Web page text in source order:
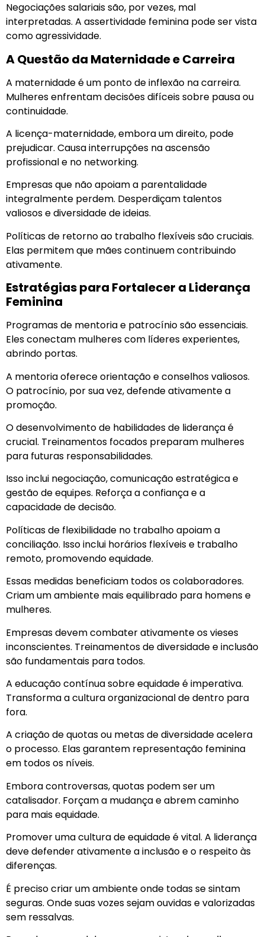
Negociações salariais são, por vezes, mal
interpretadas. A assertividade feminina pode ser vista
como agressividade.
A Questão da Maternidade e Carreira
A maternidade é um ponto de inflexão na carreira.
Mulheres enfrentam decisões difíceis sobre pausa ou
continuidade.
A licença-maternidade, embora um direito, pode
prejudicar. Causa interrupções na ascensão
profissional e no networking.
Empresas que não apoiam a parentalidade
integralmente perdem. Desperdiçam talentos
valiosos e diversidade de ideias.
Políticas de retorno ao trabalho flexíveis são cruciais.
Elas permitem que mães continuem contribuindo
ativamente.
Estratégias para Fortalecer a Liderança
Feminina
Programas de mentoria e patrocínio são essenciais.
Eles conectam mulheres com líderes experientes,
abrindo portas.
A mentoria oferece orientação e conselhos valiosos.
O patrocínio, por sua vez, defende ativamente a
promoção.
O desenvolvimento de habilidades de liderança é
crucial. Treinamentos focados preparam mulheres
para futuras responsabilidades.
Isso inclui negociação, comunicação estratégica e
gestão de equipes. Reforça a confiança e a
capacidade de decisão.
Políticas de flexibilidade no trabalho apoiam a
conciliação. Isso inclui horários flexíveis e trabalho
remoto, promovendo equidade.
Essas medidas beneficiam todos os colaboradores.
Criam um ambiente mais equilibrado para homens e
mulheres.
Empresas devem combater ativamente os vieses
inconscientes. Treinamentos de diversidade e inclusão
são fundamentais para todos.
A educação contínua sobre equidade é imperativa.
Transforma a cultura organizacional de dentro para
fora.
A criação de quotas ou metas de diversidade acelera
o processo. Elas garantem representação feminina
em todos os níveis.
Embora controversas, quotas podem ser um
catalisador. Forçam a mudança e abrem caminho
para mais equidade.
Promover uma cultura de equidade é vital. A liderança
deve defender ativamente a inclusão e o respeito às
diferenças.
É preciso criar um ambiente onde todas se sintam
seguras. Onde suas vozes sejam ouvidas e valorizadas
sem ressalvas.